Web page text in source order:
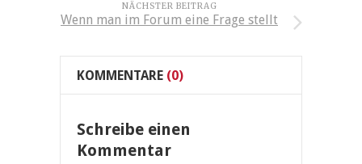
NÄCHSTER BEITRAG
Wenn man im Forum eine Frage stellt
KOMMENTARE (0)
Schreibe einen
Kommentar